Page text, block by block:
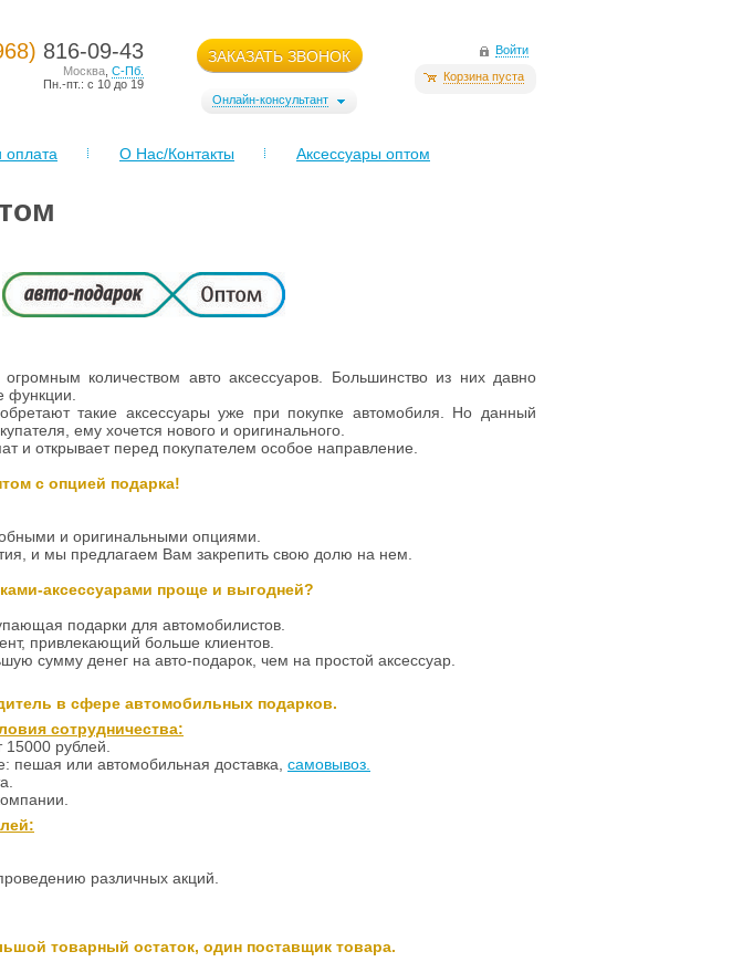
816-09-43
Москва С-Пб.
Пн.-пт.: с 10 до 19
ЗАКАЗАТЬ ЗВОНОК
Онлайн-консультант
Войти
Корзина пуста
оплата О Нас/Контакты Аксессуары оптом
количеством авто аксессуаров. Большинство из них давно
функции.
такие аксессуары уже при покупке автомобиля. Но данный
ему хочется нового и оригинального.
и открывает перед покупателем особое направление.
с опцией подарка!
и оригинальными опциями.
и мы предлагаем Вам закрепить свою долю на нем.
аксессуарами проще и выгодней?
подарки для автомобилистов.
привлекающий больше клиентов.
сумму денег на авто-подарок, чем на простой аксессуар.
в сфере автомобильных подарков.
сотрудничества:
рублей.
пешая или автомобильная доставка, самовывоз.
различных акций.
товарный остаток, один поставщик товара.